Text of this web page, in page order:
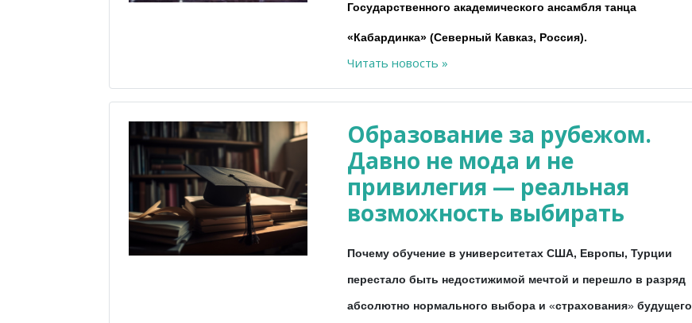
Государственного академического ансамбля танца
«Кабардинка» (Северный Кавказ, Россия).
Читать новость »
Образование за рубежом.
Давно не мода и не
привилегия — реальная
возможность выбирать
Почему обучение в университетах США, Европы, Турции
перестало быть недостижимой мечтой и перешло в разряд
абсолютно нормального выбора и «страхования» будущего